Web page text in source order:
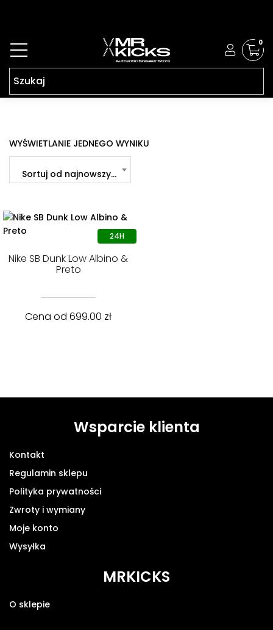
0
WYŚWIETLANIE JEDNEGO WYNIKU
Sortuj od najnowszych
Nike SB Dunk Low Albino &
Preto
Cena od 699.00 zł
Wsparcie klienta
Kontakt
Regulamin sklepu
Polityka prywatności
Zwroty i wymiany
Moje konto
Wysyłka
MRKICKS
O sklepie